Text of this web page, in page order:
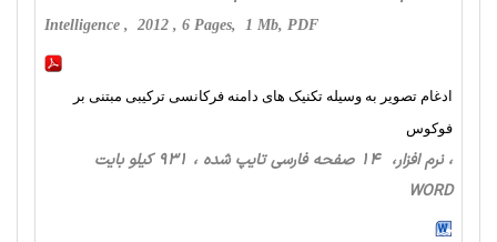
Intelligence , 2012 , 6 Pages, 1 Mb, PDF
ادغام تصویر به وسیله تکنیک های دامنه فرکانسی ترکیبی مبتنی بر
فوکوس
، نرم افزار، 14 صفحه فارسی تایپ شده ، 931 کیلو بایت
WORD